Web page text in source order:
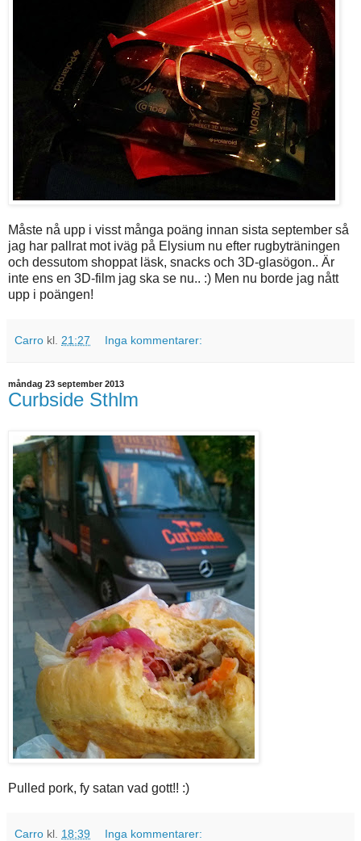
Måste nå upp i visst många poäng innan sista september så
jag har pallrat mot iväg på Elysium nu efter rugbyträningen
och dessutom shoppat läsk, snacks och 3D-glasögon.. Är
inte ens en 3D-film jag ska se nu.. :) Men nu borde jag nått
upp i poängen!
Carro kl. 21:27 Inga kommentarer:
måndag 23 september 2013
Curbside Sthlm
Pulled pork, fy satan vad gott!! :)
Carro kl. 18:39 Inga kommentarer: